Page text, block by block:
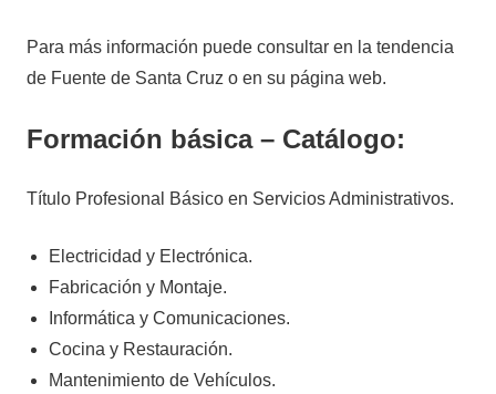
Para más información puede consultar en la tendencia
de Fuente de Santa Cruz o en su página web.
Formación básica – Catálogo:
Título Profesional Básico en Servicios Administrativos.
Electricidad y Electrónica.
Fabricación y Montaje.
Informática y Comunicaciones.
Cocina y Restauración.
Mantenimiento de Vehículos.